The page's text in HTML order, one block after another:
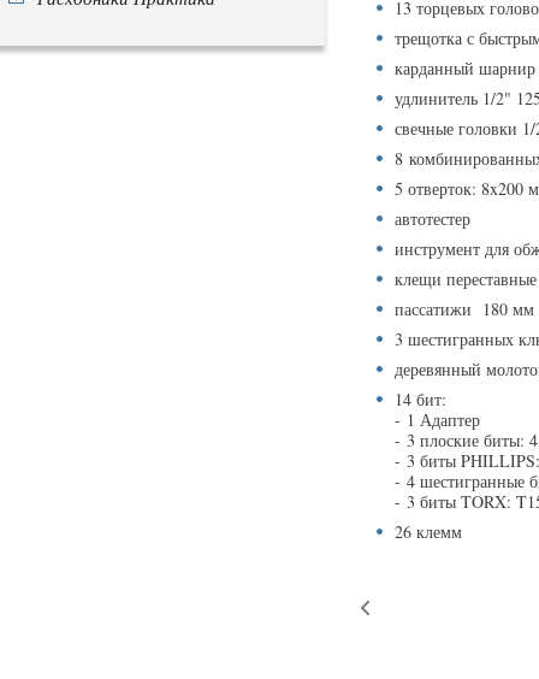
13 торцевых
трещотка с
карданный
удлинитель 1/2"
свечные головки
8
5 отверток:
автотестер
инструмент для
клещи
пассатижи 180 мм
3 шестигранных
деревянный
14 бит:
- 1 Адаптер
- 3 плоские
- 3 биты
- 4
- 3 биты TORX:
26 клемм